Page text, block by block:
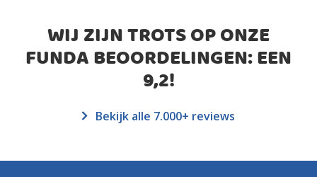
WIJ ZIJN TROTS OP ONZE
FUNDA BEOORDELINGEN: EEN
9,2!
Bekijk alle 7.000+ reviews